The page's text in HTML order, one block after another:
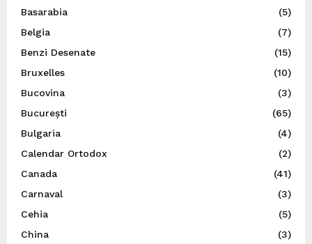
Basarabia
(5)
Belgia
(7)
Benzi Desenate
(15)
Bruxelles
(10)
Bucovina
(3)
București
(65)
Bulgaria
(4)
Calendar Ortodox
(2)
Canada
(41)
Carnaval
(3)
Cehia
(5)
China
(3)